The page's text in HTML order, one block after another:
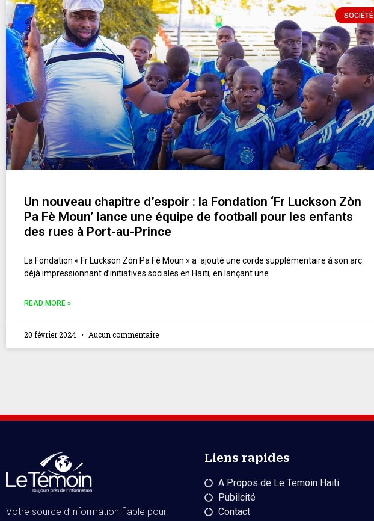
SOCIÉTÉ
Un nouveau chapitre d’espoir : la Fondation ‘Fr Luckson Zòn
Pa Fè Moun’ lance une équipe de football pour les enfants
des rues à Port-au-Prince
La Fondation « Fr Luckson Zòn Pa Fè Moun » a ajouté une corde supplémentaire à son arc
déjà impressionnant d’initiatives sociales en Haïti, en lançant une
READ MORE »
20 février 2024 Aucun commentaire
Votre source d’information fiable pour
Liens rapides
A Propos de Le Temoin Haiti
Pubilcité
Contact